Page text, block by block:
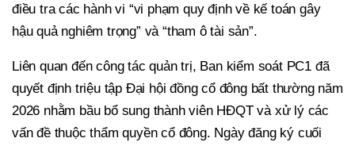
điều tra các hành vi “vi phạm quy định về kế toán gây
hậu quả nghiêm trọng” và “tham ô tài sản”.
Liên quan đến công tác quản trị, Ban kiểm soát PC1 đã
quyết định triệu tập Đại hội đồng cổ đông bất thường năm
2026 nhằm bầu bổ sung thành viên HĐQT và xử lý các
vấn đề thuộc thẩm quyền cổ đông. Ngày đăng ký cuối